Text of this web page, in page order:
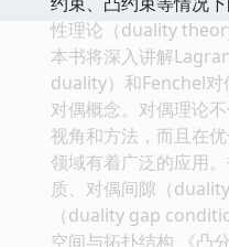
性理论（duality
本书将深入讲解
duality）和Fenchel
对偶概念。对偶理论
视角和方法，而且在
领域有着广泛的应用
质、对偶间隙（
（duality gap
空间与拓扑结构 《凸